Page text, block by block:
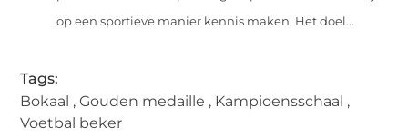
op een sportieve manier kennis maken. Het doel...
Tags:
Bokaal ,Gouden medaille , Kampioensschaal ,
Voetbal beker